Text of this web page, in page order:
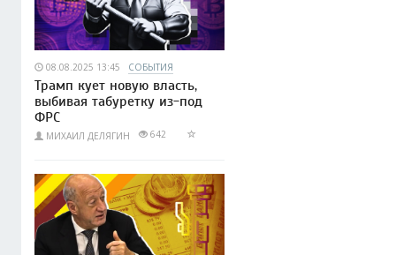
08.08.2025 13:45 СОБЫТИЯ
Трамп кует новую власть,
выбивая табуретку из-под
ФРС
МИХАИЛ ДЕЛЯГИН 642